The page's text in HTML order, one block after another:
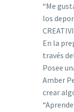
“Me
los
En la
través
Posee
Amber
crear